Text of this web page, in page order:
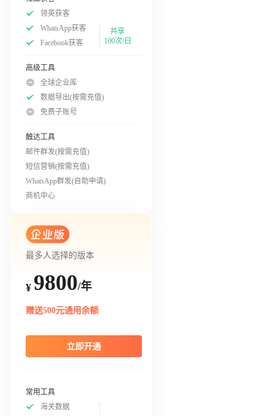
领英获客
WhatsApp获客
Facebook获客
共享
100次/日
高级工具
全球企业库
数据导出(按需充值)
免费子账号
触达工具
邮件群发(按需充值)
短信营销(按需充值)
WhatsApp群发(自助申请)
商机中心
最多人选择的版本
¥ 9800/年
赠送500元通用余额
立即开通
常用工具
海关数据